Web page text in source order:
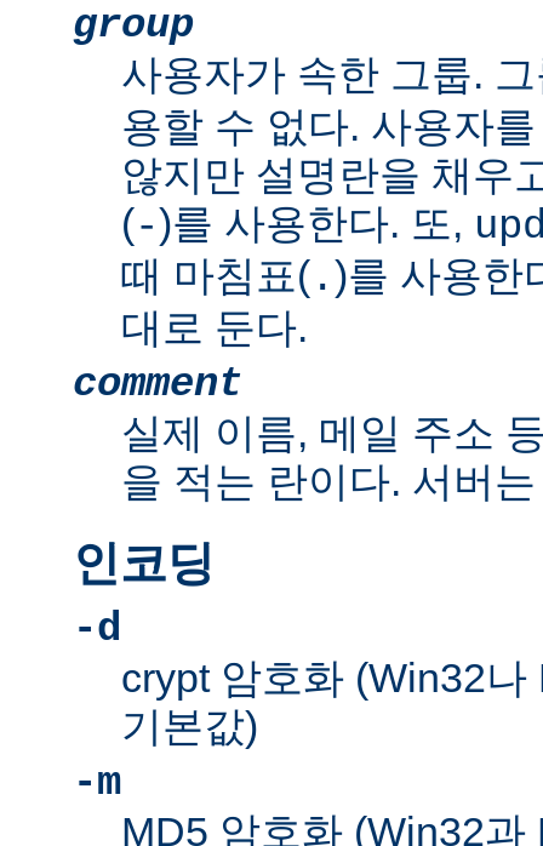
group
사용자가 속한 그룹.
용할 수 없다. 사용자
않지만 설명란을 채우
(-)를 사용한다. 또,
때 마침표( .)를 사용한
대로 둔다.
comment
실제 이름, 메일 주소
을 적는 란이다. 서버
인코딩
-d
crypt 암호화 (Win32
기본값)
-m
MD5 암호화 (Win32